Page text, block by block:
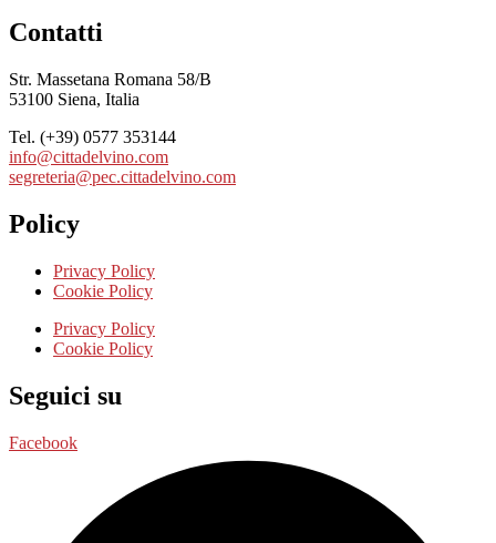
Contatti
Str. Massetana Romana 58/B
53100 Siena, Italia
Tel. (+39) 0577 353144
info@cittadelvino.com
segreteria@pec.cittadelvino.com
Policy
Privacy Policy
Cookie Policy
Privacy Policy
Cookie Policy
Seguici su
Facebook